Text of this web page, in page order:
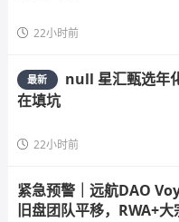
22小时前
最新
null 星汇甄选年
在填坑
22小时前
紧急预警｜远航DAO
旧盘团队平移，RWA+